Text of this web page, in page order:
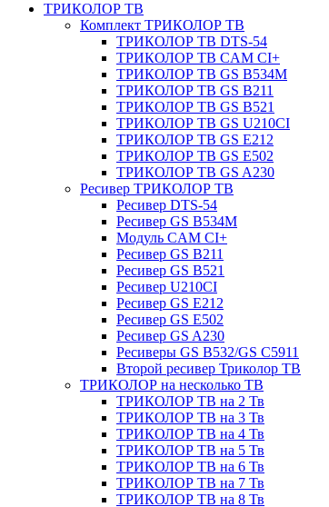
ТРИКОЛОР ТВ
Комплект ТРИКОЛОР ТВ
ТРИКОЛОР ТВ DTS-54
ТРИКОЛОР ТВ CAM CI+
ТРИКОЛОР ТВ GS B534M
ТРИКОЛОР ТВ GS B211
ТРИКОЛОР ТВ GS B521
ТРИКОЛОР ТВ GS U210CI
ТРИКОЛОР ТВ GS E212
ТРИКОЛОР ТВ GS E502
ТРИКОЛОР ТВ GS A230
Ресивер ТРИКОЛОР ТВ
Ресивер DTS-54
Ресивер GS B534M
Модуль CAM CI+
Ресивер GS B211
Ресивер GS B521
Ресивер U210CI
Ресивер GS E212
Ресивер GS E502
Ресивер GS A230
Ресиверы GS B532/GS C5911
Второй ресивер Триколор ТВ
ТРИКОЛОР на несколько ТВ
ТРИКОЛОР ТВ на 2 Тв
ТРИКОЛОР ТВ на 3 Тв
ТРИКОЛОР ТВ на 4 Тв
ТРИКОЛОР ТВ на 5 Тв
ТРИКОЛОР ТВ на 6 Тв
ТРИКОЛОР ТВ на 7 Тв
ТРИКОЛОР ТВ на 8 Тв